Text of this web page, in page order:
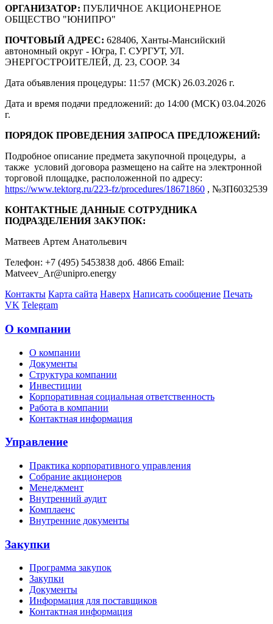
ОРГАНИЗАТОР: ПУБЛИЧНОЕ АКЦИОНЕРНОЕ
ОБЩЕСТВО "ЮНИПРО"
ПОЧТОВЫЙ АДРЕС: 628406, Ханты-Мансийский
автономный округ - Югра, Г. СУРГУТ, УЛ.
ЭНЕРГОСТРОИТЕЛЕЙ, Д. 23, СООР. 34
Дата объявления процедуры: 11:57 (МСК) 26.03.2026 г.
Дата и время подачи предложений: до 14:00 (МСК) 03.04.2026
г.
ПОРЯДОК ПРОВЕДЕНИЯ ЗАПРОСА ПРЕДЛОЖЕНИЙ:
Подробное описание предмета закупочной процедуры, а
также условий договора размещено на сайте на электронной
торговой площадке, расположенной по адресу:
https://www.tektorg.ru/223-fz/procedures/18671860 , №ЗП6032539
КОНТАКТНЫЕ ДАННЫЕ СОТРУДНИКА
ПОДРАЗДЕЛЕНИЯ ЗАКУПОК:
Матвеев Артем Анатольевич
Телефон: +7 (495) 5453838 доб. 4866 Email:
Matveev_Ar@unipro.energy
Контакты Карта сайта Наверх Написать сообщение Печать
VK Telegram
О компании
О компании
Документы
Структура компании
Инвестиции
Корпоративная социальная ответственность
Работа в компании
Контактная информация
Управление
Практика корпоративного управления
Собрание акционеров
Менеджмент
Внутренний аудит
Комплаенс
Внутренние документы
Закупки
Программа закупок
Закупки
Документы
Информация для поставщиков
Контактная информация